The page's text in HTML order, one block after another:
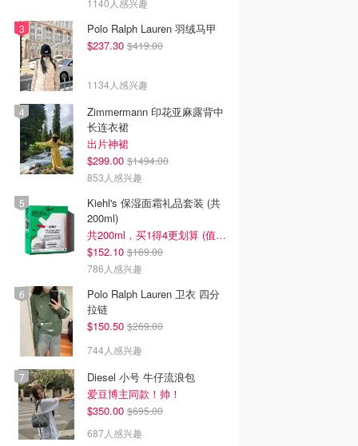
1140人感兴趣
Polo Ralph Lauren 羽绒马甲
$237.30 $419.00
1134人感兴趣
Zimmermann 印花亚麻露背中
长连衣裙
出片神裙
$299.00 $1494.00
853人感兴趣
Kiehl's 保湿面霜礼品套装 (共
200ml)
共200ml，买1得4更划算 (值$296)
$152.10 $169.00
786人感兴趣
Polo Ralph Lauren 卫衣 四分
拉链
$150.50 $269.00
744人感兴趣
Diesel 小号 牛仔流浪包
爱豆博主同款！帅！
$350.00 $695.00
687人感兴趣